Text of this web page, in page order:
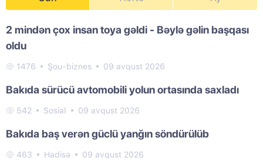
2 mindən çox insan toya gəldi - Bəylə gəlin başqası
oldu
1476 Şou-biznes 09 avqust 2026
Bakıda sürücü avtomobili yolun ortasında saxladı
542 Sosial 09 avqust 2026
Bakıda baş verən güclü yanğın söndürülüb
463 Hadisə 09 avqust 2026